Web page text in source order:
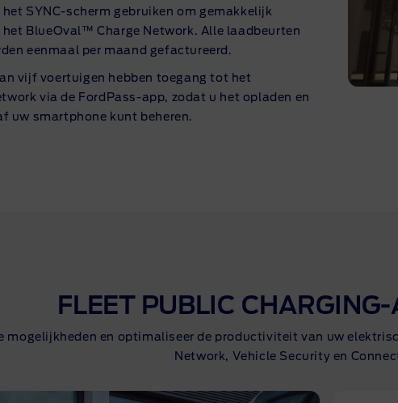
het SYNC-scherm gebruiken om gemakkelijk
BlueOval™ Charge Network. Alle laadbeurten
eenmaal per maand gefactureerd.
vijf voertuigen hebben toegang tot het
via de FordPass-app, zodat u het opladen en
uw smartphone kunt beheren.
FLEET PUBLIC CHARGING-
mogelijkheden en optimaliseer de productiviteit van uw
Network, Vehicle Security en